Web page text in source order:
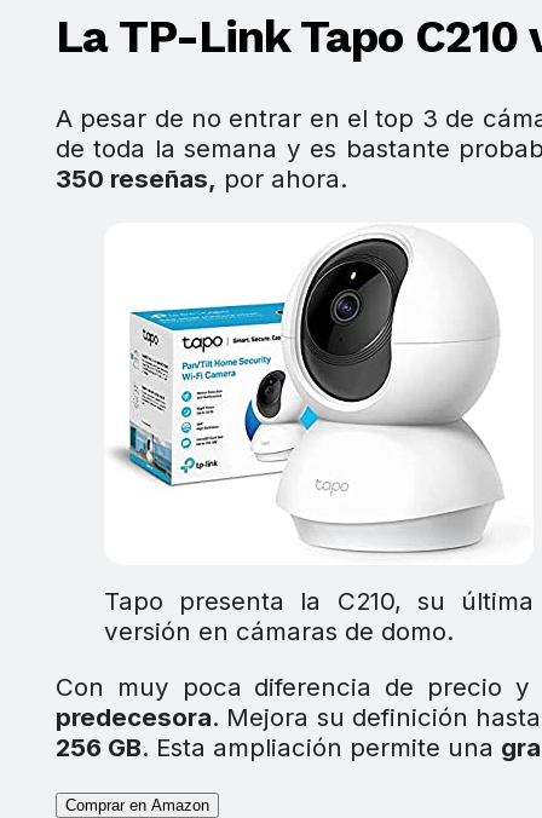
La TP-Link Tapo
A pesar de no entrar en el top 3 de
de toda la semana y es bastante
350 reseñas, por ahora.
Tapo presenta la C210, su última
versión en cámaras de domo.
Con muy poca diferencia de precio
predecesora. Mejora su definición
256 GB. Esta ampliación permite una
Comprar en Amazon